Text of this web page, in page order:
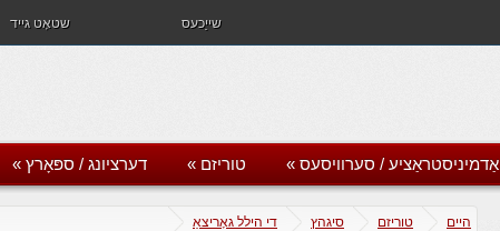
שטאָט גייד שייַכעס
דערציונג / ספּאָרץ » טוריזם » אַדמיניסטראַציע / סערוויסעס »
היים טוריזם סיגהץ די הילל גאָריצאַ